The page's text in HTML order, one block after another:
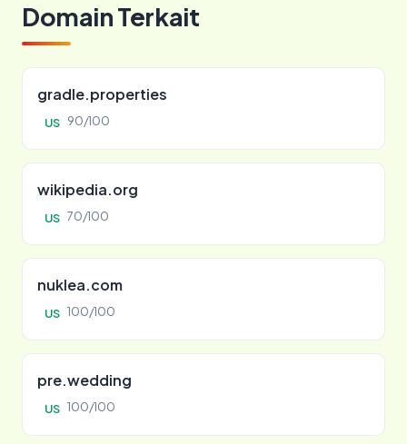
Domain Terkait
gradle.properties
US 90/100
wikipedia.org
US 70/100
nuklea.com
US 100/100
pre.wedding
US 100/100